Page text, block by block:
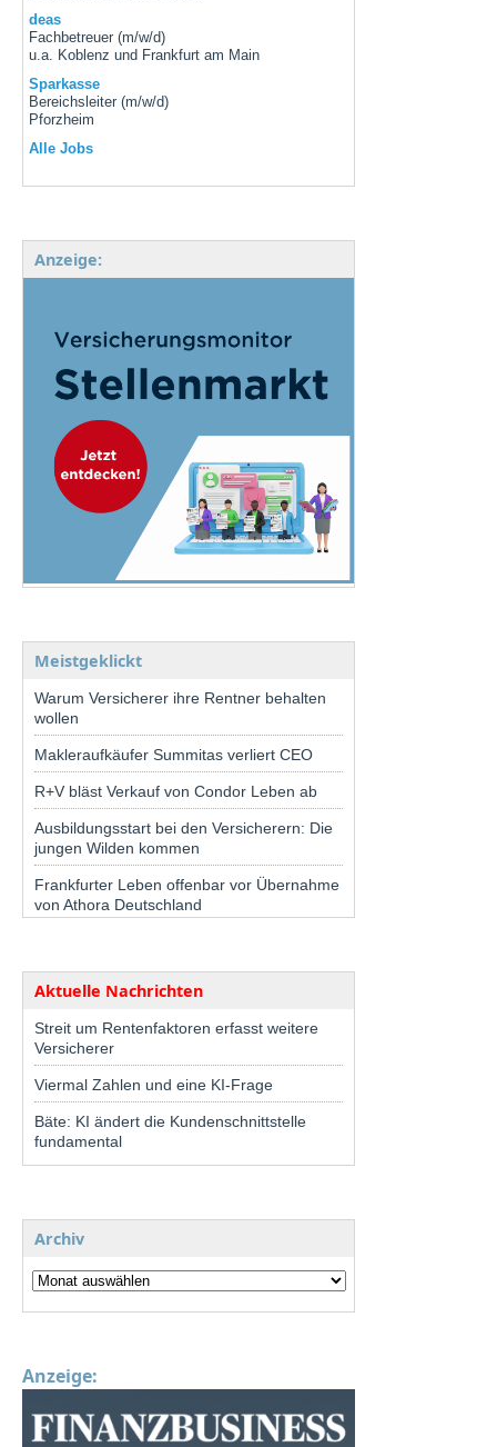
deas
Fachbetreuer (m/w/d)
u.a. Koblenz und Frankfurt am Main
Sparkasse
Bereichsleiter (m/w/d)
Pforzheim
Alle Jobs
Anzeige:
Meistgeklickt
Warum Versicherer ihre Rentner behalten
wollen
Makleraufkäufer Summitas verliert CEO
R+V bläst Verkauf von Condor Leben ab
Ausbildungsstart bei den Versicherern: Die
jungen Wilden kommen
Frankfurter Leben offenbar vor Übernahme
von Athora Deutschland
Aktuelle Nachrichten
Streit um Rentenfaktoren erfasst weitere
Versicherer
Viermal Zahlen und eine KI-Frage
Bäte: KI ändert die Kundenschnittstelle
fundamental
Archiv
Anzeige: